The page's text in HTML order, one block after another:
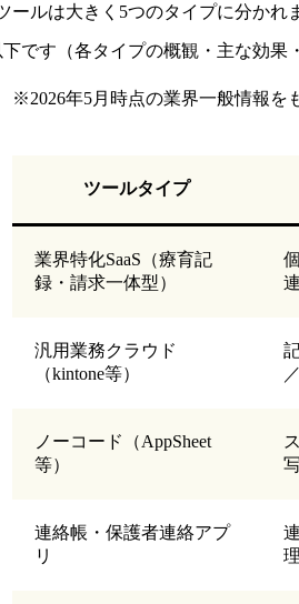
ールは大きく5つのタイプに分かれ
下です（各タイプの概観・主な効果
※2026年5月時点の業界一般情報を
ツールタイプ
業界特化SaaS（療育記
録・請求一体型）
汎用業務クラウド
（kintone等）
ノーコード（AppSheet
等）
連絡帳・保護者連絡アプ
リ